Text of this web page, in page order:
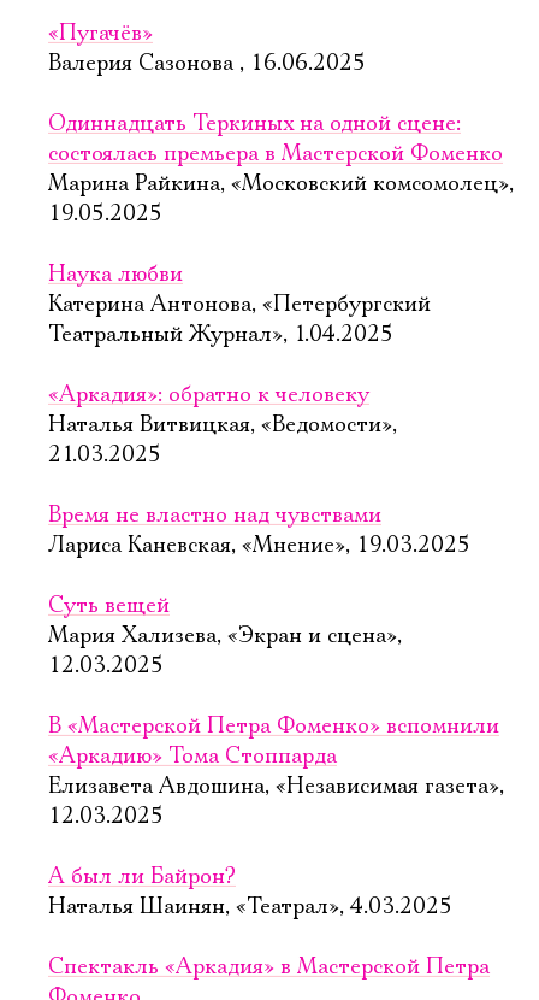
«Пугачёв»
Валерия Сазонова , 16.06.2025
Одиннадцать Теркиных на одной сцене:
состоялась премьера в Мастерской Фоменко
Марина Райкина, «Московский комсомолец»,
19.05.2025
Наука любви
Катерина Антонова, «Петербургский
Театральный Журнал», 1.04.2025
«Аркадия»: обратно к человеку
Наталья Витвицкая, «Ведомости»,
21.03.2025
Время не властно над чувствами
Лариса Каневская, «Мнение», 19.03.2025
Суть вещей
Мария Хализева, «Экран и сцена»,
12.03.2025
В «Мастерской Петра Фоменко» вспомнили
«Аркадию» Тома Стоппарда
Елизавета Авдошина, «Независимая газета»,
12.03.2025
А был ли Байрон?
Наталья Шаинян, «Театрал», 4.03.2025
Спектакль «Аркадия» в Мастерской Петра
Ознакомиться